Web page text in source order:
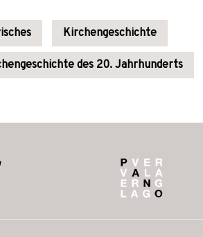
Kirchengeschichte
des 20. Jahrhunderts